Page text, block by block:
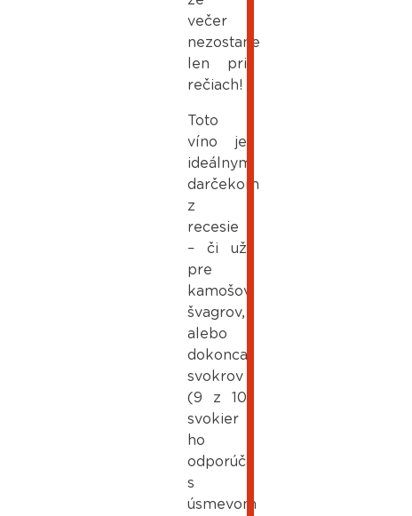
večer
nezostane
len pri
rečiach!
Toto
víno je
ideálnym
darčekom
z
recesie
– či už
pre
kamošov,
švagrov,
alebo
dokonca
svokrov
(9 z 10
svokier
ho
odporúča
s
úsmevom